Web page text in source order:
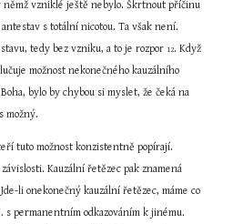
němž vzniklé ještě nebylo. Škrtnout příčinu
s totální nicotou. Ta však není.
tedy bez vzniku, a to je rozpor 12. Když
možnost nekonečného kauzálního
bylo by chybou si myslet, že čeká na
možný.
tuto možnost konzistentně popírají.
Kauzální řetězec pak znamená
li onekonečný kauzální řetězec, máme co
s permanentním odkazováním k jinému.